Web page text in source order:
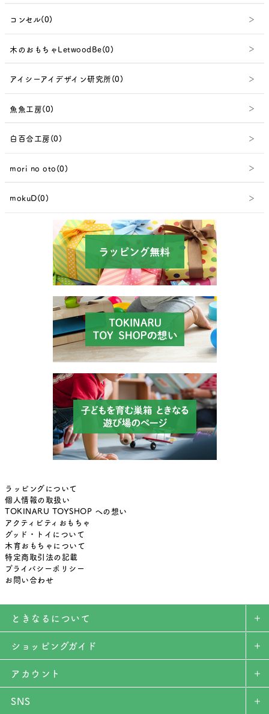
コンセル(0)
木のおもちゃLetwoodBe(0)
アイシーアイデザイン研究所(0)
魚魚工房(0)
白百合工房(0)
mori no oto(0)
mokuD(0)
ラッピングについて
個人情報の取扱い
TOKINARU TOYSHOP への想い
アクティビティおもちゃ
グッド・トイについて
木育おもちゃについて
特定商取引法の記載
プライバシーポリシー
お問い合わせ
ときなるについて
ショッピングガイド
アカウント
SNS